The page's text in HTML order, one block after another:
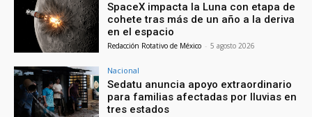
SpaceX impacta la Luna con etapa de
cohete tras más de un año a la deriva
en el espacio
Redacción Rotativo de México - 5 agosto 2026
Nacional
Sedatu anuncia apoyo extraordinario
para familias afectadas por lluvias en
tres estados